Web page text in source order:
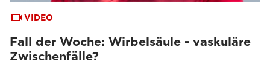
VIDEO
Fall der Woche: Wirbelsäule - vaskuläre
Zwischenfälle?